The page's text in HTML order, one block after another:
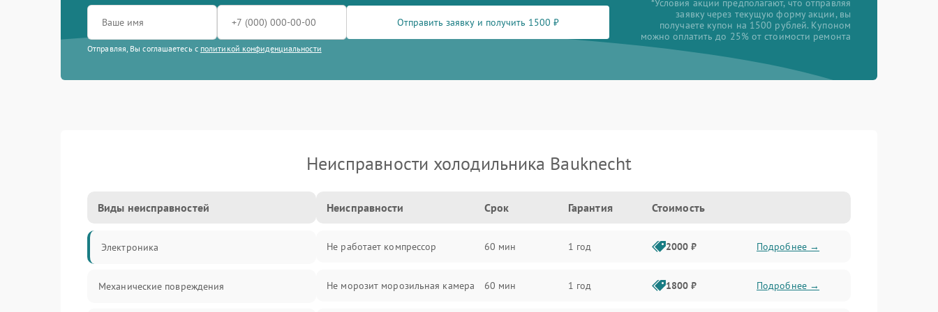
Отправить заявку и получить 1500 ₽
Отправляя, Вы соглашаетесь с политикой конфиденциальности
*Условия акции предполагают, что отправляя
заявку через текущую форму акции, вы
получаете купон на 1500 рублей. Купоном
можно оплатить до 25% от стоимости ремонта
Неисправности холодильника Bauknecht
Виды неисправностей
Электроника
Механические повреждения
Неисправности Срок Гарантия Стоимость
Не работает компрессор 60 мин 1 год 2000 ₽ Подробнее →
Не морозит морозильная камера 60 мин 1 год 1800 ₽ Подробнее →